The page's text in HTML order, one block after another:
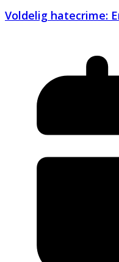
Voldelig hatecrime: